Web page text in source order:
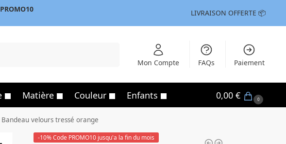
PROMO10 LIVRAISON OFFERTE 📦
Mon Compte FAQs Paiement
Matière Couleur Enfants 0,00€ 0
velours tressé orange
-10% Code PROMO10 jusqu'a la fin du mois